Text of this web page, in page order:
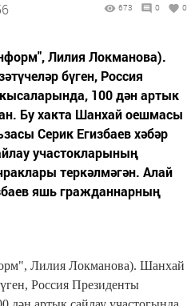
673 0 0
Лилия Локманова).
бүген, Россия
100 дән артык
Бу хакта Шанхай оешмасы
Серик Егизбаев хәбәр
участокларының
теркәлмәгән. Алай
яшь гражданнарның
Лилия Локманова). Шанхай
Россия Президенты